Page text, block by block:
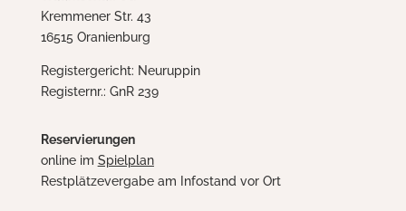
Kremmener Str. 43
16515 Oranienburg
Registergericht: Neuruppin
Registernr.: GnR 239
Reservierungen
online im Spielplan
Restplätzevergabe am Infostand vor Ort